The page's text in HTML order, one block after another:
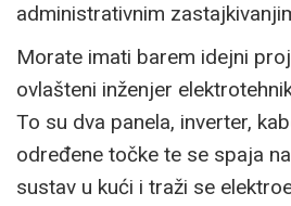
administrativnim
Morate imati barem idejni
ovlašteni inženjer
To su dva panela, inverter,
određene točke te se spaja
sustav u kući i traži se